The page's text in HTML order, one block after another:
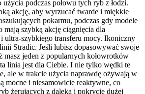
użycia podczas połowu tych ryb z łodzi.
akcję, aby wyrzucać twarde i miękkie
pokarmu, podczas gdy modele
mają szybką akcję ciągnięcia dla
ultra-szybkiego transferu mocy. Ikoniczny
Stradic. Jeśli lubisz dopasowywać swoje
masz jeden z popularnych kołowrotków
linia jest dla Ciebie. I nie tylko wędki te
ale w trakcie użycia naprawdę ożywają w
mocne i niesamowicie reaktywne, co
żerujących z daleka i pokrycie dużej